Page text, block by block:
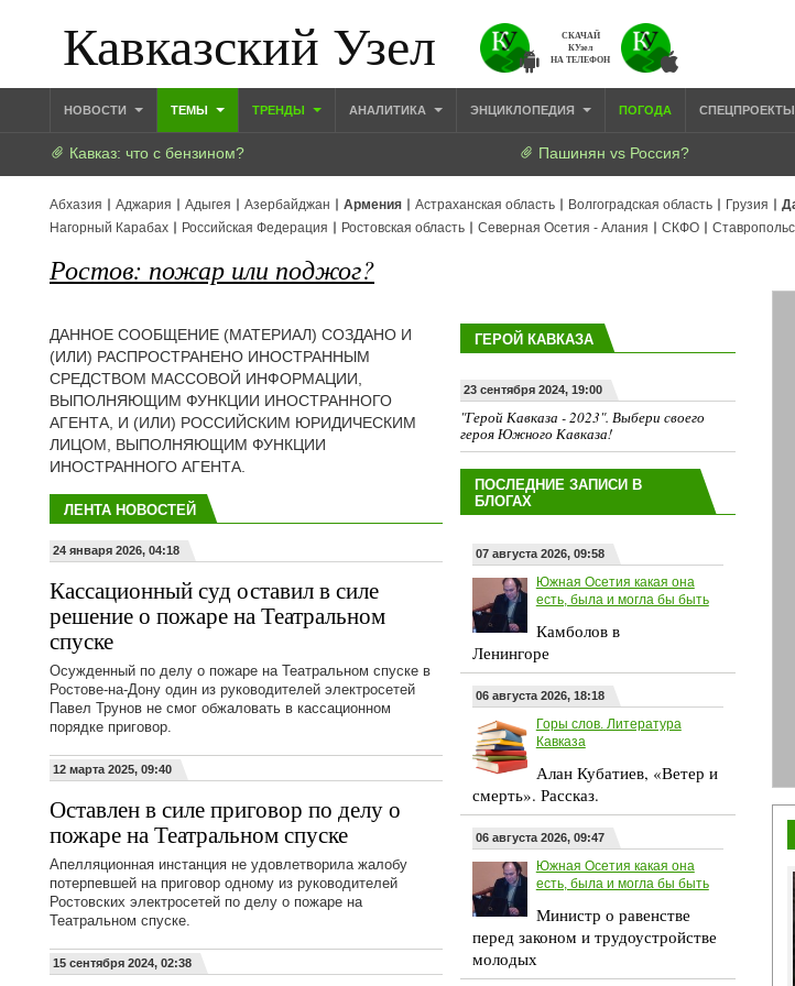
Кавказский Узел
СКАЧАЙ
КУзел
НА ТЕЛЕФОН
НОВОСТИ ТЕМЫ ТРЕНДЫ АНАЛИТИКА ЭНЦИКЛОПЕДИЯ ПОГОДА СПЕЦПРОЕКТЫ
Кавказ: что с бензином? Пашинян vs Россия?
Абхазия Аджария Адыгея Азербайджан Армения Астраханская область Волгоградская область Грузия
Нагорный Карабах
Российская Федерация Ростовская область Северная Осетия - Алания СКФО
Ростов: пожар или поджог?
ДАННОЕ СООБЩЕНИЕ (МАТЕРИАЛ) СОЗДАНО И
(ИЛИ) РАСПРОСТРАНЕНО ИНОСТРАННЫМ
СРЕДСТВОМ МАССОВОЙ ИНФОРМАЦИИ,
ВЫПОЛНЯЮЩИМ ФУНКЦИИ ИНОСТРАННОГО
АГЕНТА, И (ИЛИ) РОССИЙСКИМ ЮРИДИЧЕСКИМ
ЛИЦОМ, ВЫПОЛНЯЮЩИМ ФУНКЦИИ
ИНОСТРАННОГО АГЕНТА.
ЛЕНТА НОВОСТЕЙ
24 января 2026, 04:18
Кассационный суд оставил в силе
решение о пожаре на Театральном
спуске
Осужденный по делу о пожаре на Театральном спуске в
Ростове-на-Дону один из руководителей электросетей
Павел Трунов не смог обжаловать в кассационном
порядке приговор.
12 марта 2025, 09:40
Оставлен в силе приговор по делу о
пожаре на Театральном спуске
Апелляционная инстанция не удовлетворила жалобу
потерпевшей на приговор одному из руководителей
Ростовских электросетей по делу о пожаре на
Театральном спуске.
15 сентября 2024, 02:38
ГЕРОЙ КАВКАЗА
23 сентября 2024, 19:00
"Герой Кавказа - 2023". Выбери своего
героя Южного Кавказа!
ПОСЛЕДНИЕ ЗАПИСИ В
БЛОГАХ
07 августа 2026, 09:58
Южная Осетия какая она
есть, была и могла бы быть
Камболов в
Ленингоре
06 августа 2026, 18:18
Горы слов. Литература
Кавказа
Алан Кубатиев, «Ветер и
смерть». Рассказ.
06 августа 2026, 09:47
Южная Осетия какая она
есть, была и могла бы быть
Министр о равенстве
перед законом и трудоустройстве
молодых